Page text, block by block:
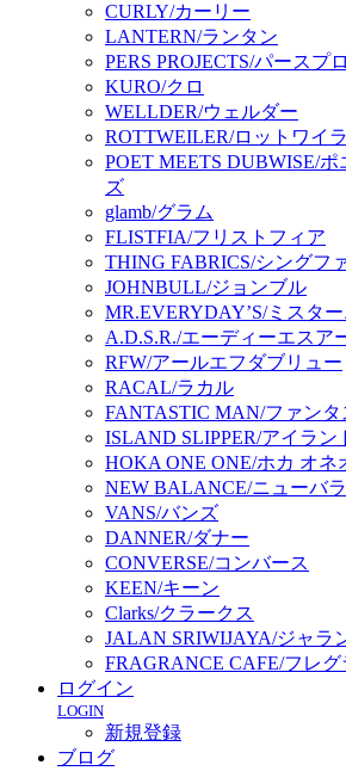
CURLY/カーリー
LANTERN/ランタン
PERS PROJECTS/パースプ
KURO/クロ
WELLDER/ウェルダー
ROTTWEILER/ロットワイ
POET MEETS DUBWISE/
ズ
glamb/グラム
FLISTFIA/フリストフィア
THING FABRICS/シングフ
JOHNBULL/ジョンブル
MR.EVERYDAY’S/ミスタ
A.D.S.R./エーディーエスア
RFW/アールエフダブリュー
RACAL/ラカル
FANTASTIC MAN/ファン
ISLAND SLIPPER/アイラン
HOKA ONE ONE/ホカ オネ
NEW BALANCE/ニューバ
VANS/バンズ
DANNER/ダナー
CONVERSE/コンバース
KEEN/キーン
Clarks/クラークス
JALAN SRIWIJAYA/ジャラ
FRAGRANCE CAFE/フレグ
ログイン
LOGIN
新規登録
ブログ